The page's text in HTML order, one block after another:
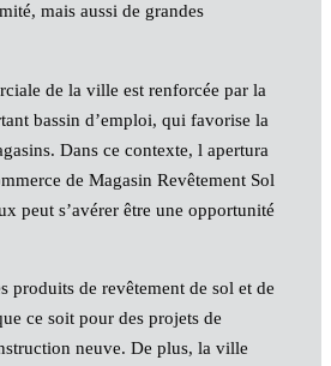
mais aussi de grandes
de la ville est renforcée par la
bassin d’emploi, qui favorise la
Dans ce contexte, l apertura
de Magasin Revêtement Sol
peut s’avérer être une opportunité
produits de revêtement de sol et de
ce soit pour des projets de
neuve. De plus, la ville